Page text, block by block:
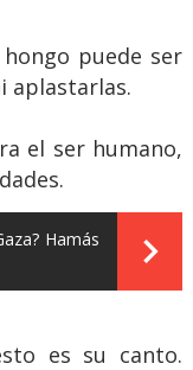
puede ser
aplastarlas.
el ser humano,
Hamás
es su canto.